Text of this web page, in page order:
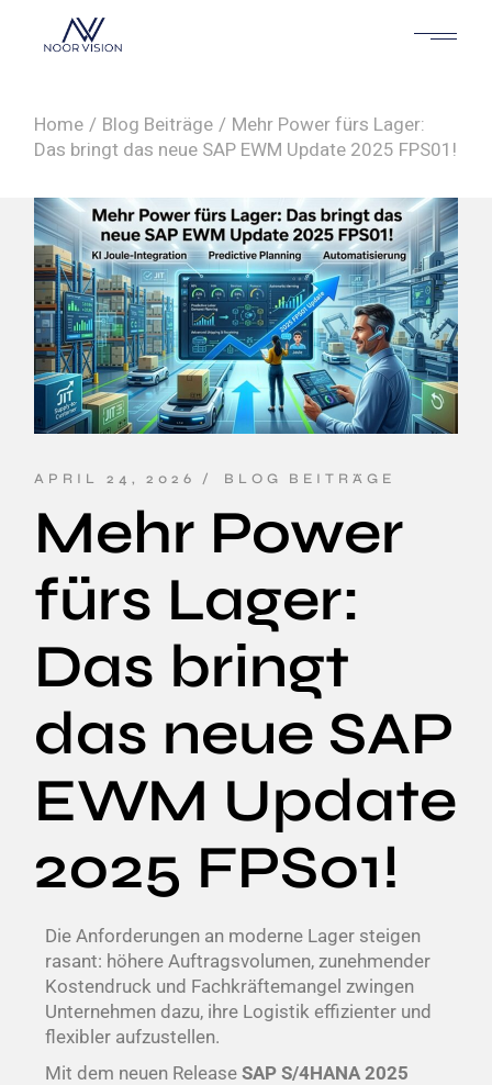
Home Blog Beiträge
Mehr Power fürs Lager:
Das bringt das neue SAP EWM Update 2025 FPS01!
APRIL 24, 2026 BLOG BEITRÄGE
Mehr Power
fürs Lager:
Das bringt
das neue SAP
EWM Update
2025 FPS01!
Die Anforderungen an moderne Lager steigen
rasant: höhere Auftragsvolumen, zunehmender
Kostendruck und Fachkräftemangel zwingen
Unternehmen dazu, ihre Logistik effizienter und
flexibler aufzustellen.
Mit dem neuen ReleaseSAP S/4HANA 2025